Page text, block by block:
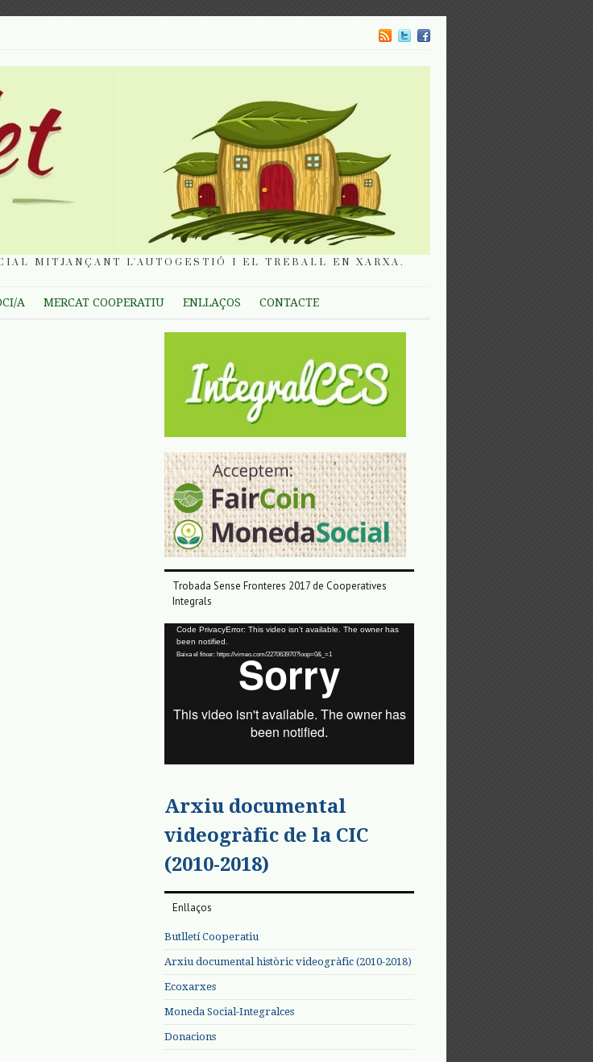
MITJANÇANT L'AUTOGESTIÓ I EL TREBALL EN XARXA.
A MERCAT COOPERATIU ENLLAÇOS CONTACTE
Trobada Sense Fronteres 2017 de Cooperatives
Integrals
Reproductor
vídeo
Code PrivacyError: This video isn't available. The owner has
been notified.
Baixa el fitxer: https://vimeo.com/227063970?loop=0&_=1
Arxiu documental
videogràfic de la CIC
(2010-2018)
Enllaços
Butlletí Cooperatiu
Arxiu documental històric videogràfic (2010-2018)
Ecoxarxes
Moneda Social-Integralces
Donacions